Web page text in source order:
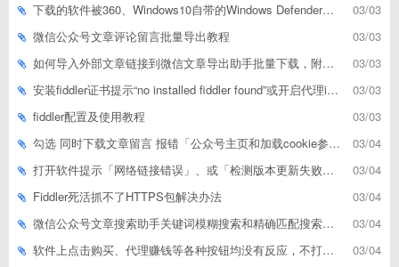
03/03
下载的软件被360、Windows10自带的Windows Defender、腾讯管家等杀毒软件误删了怎么解决
03/03
微信公众号文章评论留言批量导出教程
03/03
如何导入外部文章链接到微信文章导出助手批量下载，附上3种方式
03/03
安装fiddler证书提示“no installed fiddler found”或开启代理ip失败
03/03
fiddler配置及使用教程
03/04
勾选 同时下载文章留言 报错「公众号主页和加载cookie参数不能为空」
03/04
打开软件提示「网络链接错误」、或「检测版本更新失败」等网络问题解决方案
03/04
Fiddler死活抓不了HTTPS包解决办法
03/04
微信公众号文章搜索助手关键词模糊搜索和精确匹配搜索的区别
03/04
软件上点击购买、代理赚钱等各种按钮均没有反应，不打开相应网址怎么解决